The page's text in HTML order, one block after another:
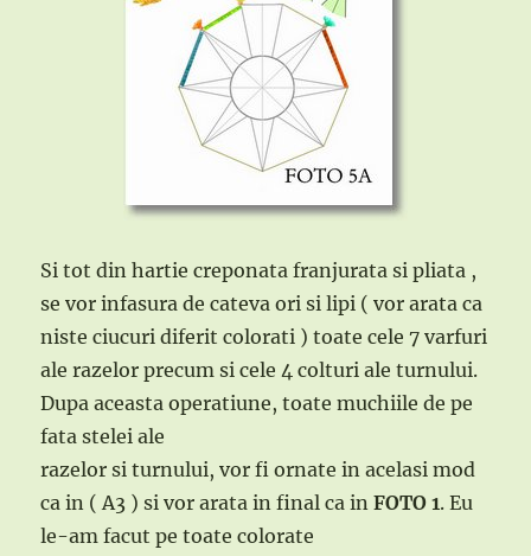
Si tot din hartie creponata franjurata si pliata ,
se vor infasura de cateva ori si lipi ( vor arata ca
niste ciucuri diferit colorati ) toate cele 7 varfuri
ale razelor precum si cele 4 colturi ale turnului.
Dupa aceasta operatiune, toate muchiile de pe
fata stelei ale
razelor si turnului, vor fi ornate in acelasi mod
ca in ( A3 ) si vor arata in final ca inFOTO 1. Eu
le-am facut pe toate colorate